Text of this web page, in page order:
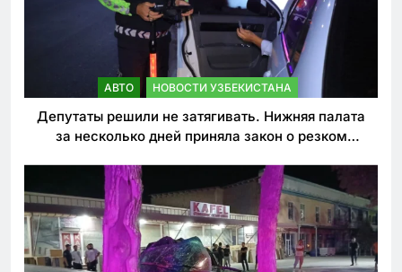
АВТО НОВОСТИ УЗБЕКИСТАНА
Депутаты решили не затягивать. Нижняя палата
за несколько дней приняла закон о резком